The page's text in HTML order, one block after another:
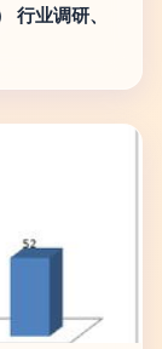
行业调研、